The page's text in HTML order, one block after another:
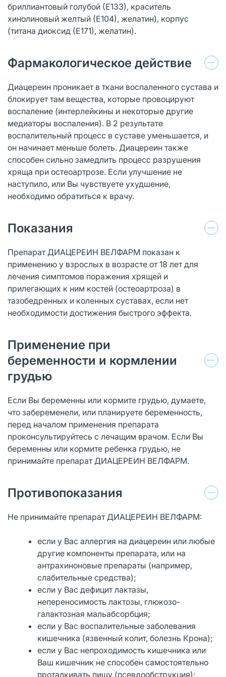
бриллиантовый голубой (Е133), краситель
хинолиновый желтый (Е104), желатин), корпус
(титана диоксид (Е171), желатин).
Фармакологическое действие
Диацереин проникает в ткани воспаленного сустава и
блокирует там вещества, которые провоцируют
воспаление (интерлейкины и некоторые другие
медиаторы воспаления). В 2 результате
воспалительный процесс в суставе уменьшается, и
он начинает меньше болеть. Диацереин также
способен сильно замедлить процесс разрушения
хряща при остеоартрозе. Если улучшение не
наступило, или Вы чувствуете ухудшение,
необходимо обратиться к врачу.
Показания
Препарат ДИАЦЕРЕИН ВЕЛФАРМ показан к
применению у взрослых в возрасте от 18 лет для
лечения симптомов поражения хрящей и
прилегающих к ним костей (остеоартроза) в
тазобедренных и коленных суставах, если нет
необходимости достижения быстрого эффекта.
Применение при
беременности и кормлении
грудью
Если Вы беременны или кормите грудью, думаете,
что забеременели, или планируете беременность,
перед началом применения препарата
проконсультируйтесь с лечащим врачом. Если Вы
беременны или кормите ребенка грудью, не
принимайте препарат ДИАЦЕРЕИН ВЕЛФАРМ.
Противопоказания
Не принимайте препарат ДИАЦЕРЕИН ВЕЛФАРМ:
если у Вас аллергия на диацереин или любые
другие компоненты препарата, или на
антрахиноновые препараты (например,
слабительные средства);
если у Вас дефицит лактазы,
непереносимость лактозы, глюкозо-
галактозная мальабсорбция;
если у Вас воспалительные заболевания
кишечника (язвенный колит, болезнь Крона);
если у Вас непроходимость кишечника или
Ваш кишечник не способен самостоятельно
проталкивать пищу (псевдообструкция);